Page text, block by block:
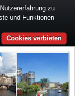
zu
und Funktionen
Cookies verbieten